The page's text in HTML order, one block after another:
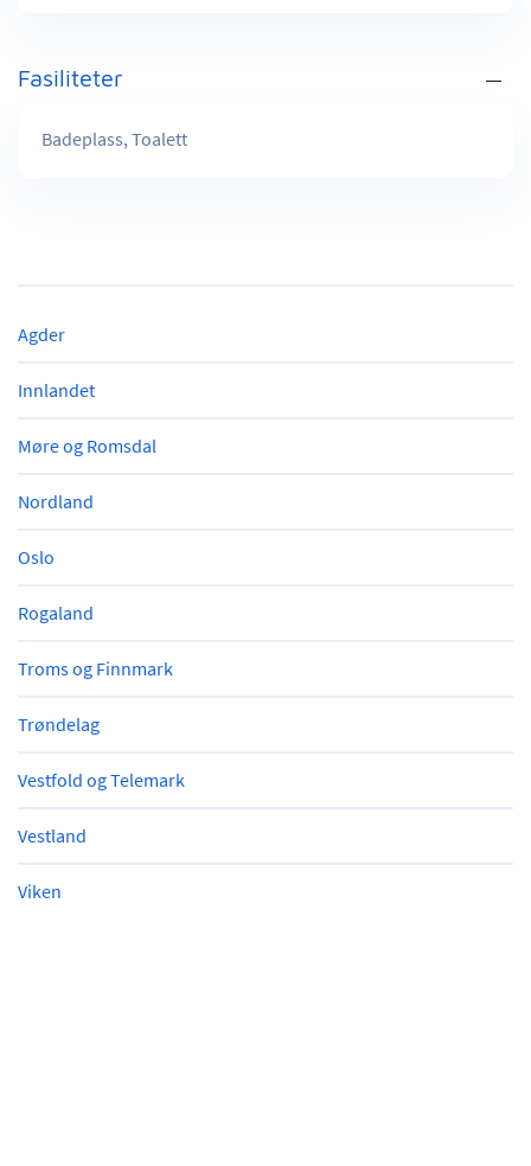
Fasiliteter
Badeplass, Toalett
Agder
Innlandet
Møre og Romsdal
Nordland
Oslo
Rogaland
Troms og Finnmark
Trøndelag
Vestfold og Telemark
Vestland
Viken